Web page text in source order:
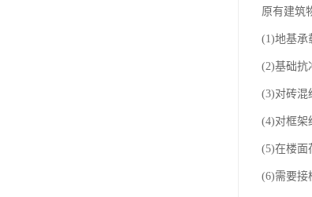
原有建筑
(1)地基承
(2)基础抗
(3)对砖混
(4)对框架
(5)在楼面
(6)需要接